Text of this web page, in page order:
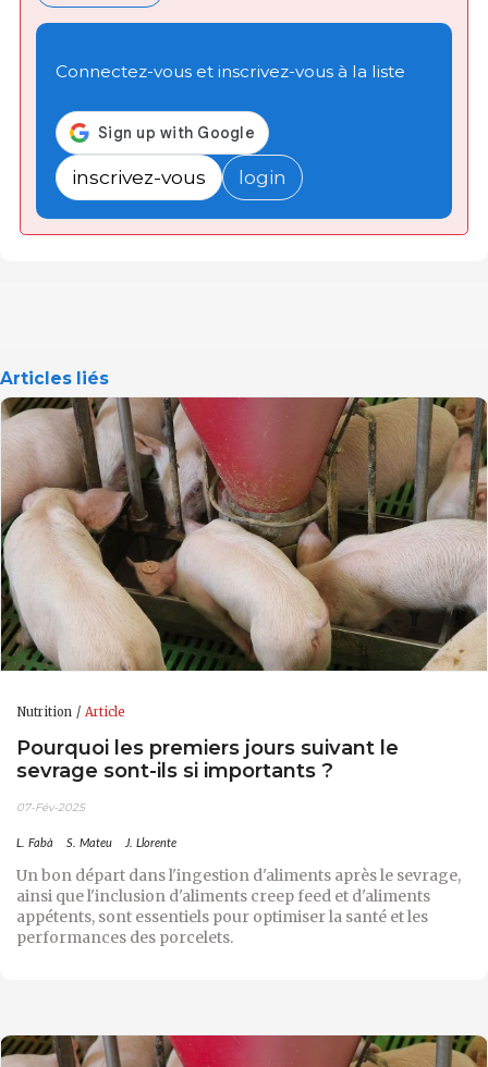
Connectez-vous et inscrivez-vous à la liste
inscrivez-vous login
Articles liés
Nutrition Article
Pourquoi les premiers jours suivant le
sevrage sont-ils si importants ?
07-Fév-2025
L. Fabà S. Mateu J. Llorente
Un bon départ dans l'ingestion d'aliments après le sevrage,
ainsi que l'inclusion d'aliments creep feed et d'aliments
appétents, sont essentiels pour optimiser la santé et les
performances des porcelets.